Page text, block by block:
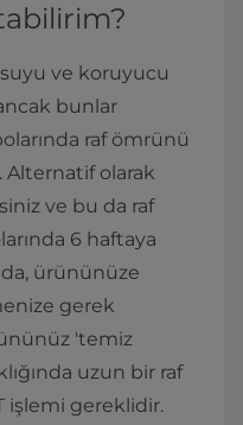
ve koruyucu
bunlar
raf ömrünü
Alternatif olarak
ve bu da raf
6 haftaya
ürününüze
gerek
'temiz
uzun bir raf
işlemi gereklidir.